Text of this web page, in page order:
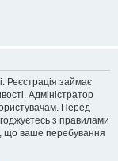
Реєстрація займає
Адміністратор
Перед
з правилами
що ваше перебування